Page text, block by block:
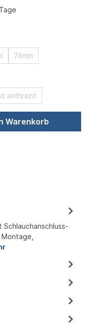
76mm
anthrazit
Warenkorb
Schlauchanschluss-